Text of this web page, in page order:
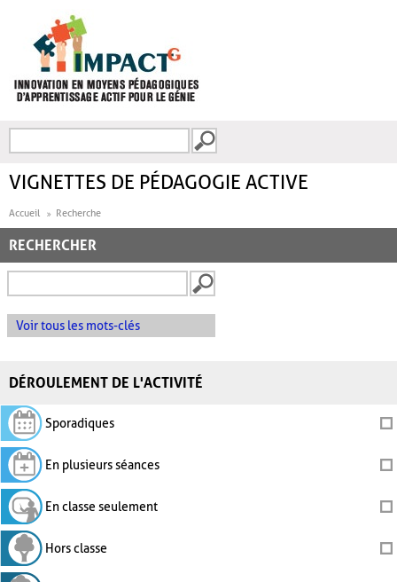
FORMULAIRE DE
VIGNETTES DE PÉDAGOGIE ACTIVE
Accueil Recherche
RECHERCHER
Voir tous les mots-clés
DÉROULEMENT DE L'ACTIVITÉ
Sporadiques
En plusieurs séances
En classe seulement
Hors classe